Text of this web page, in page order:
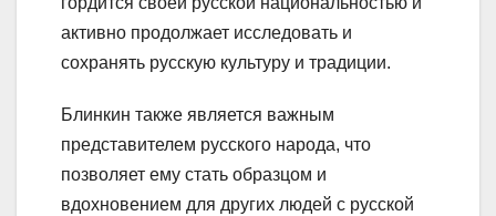
активно продолжает исследовать и
сохранять русскую культуру и традиции.
Блинкин также является важным
представителем русского народа, что
позволяет ему стать образцом и
вдохновением для других людей с русской